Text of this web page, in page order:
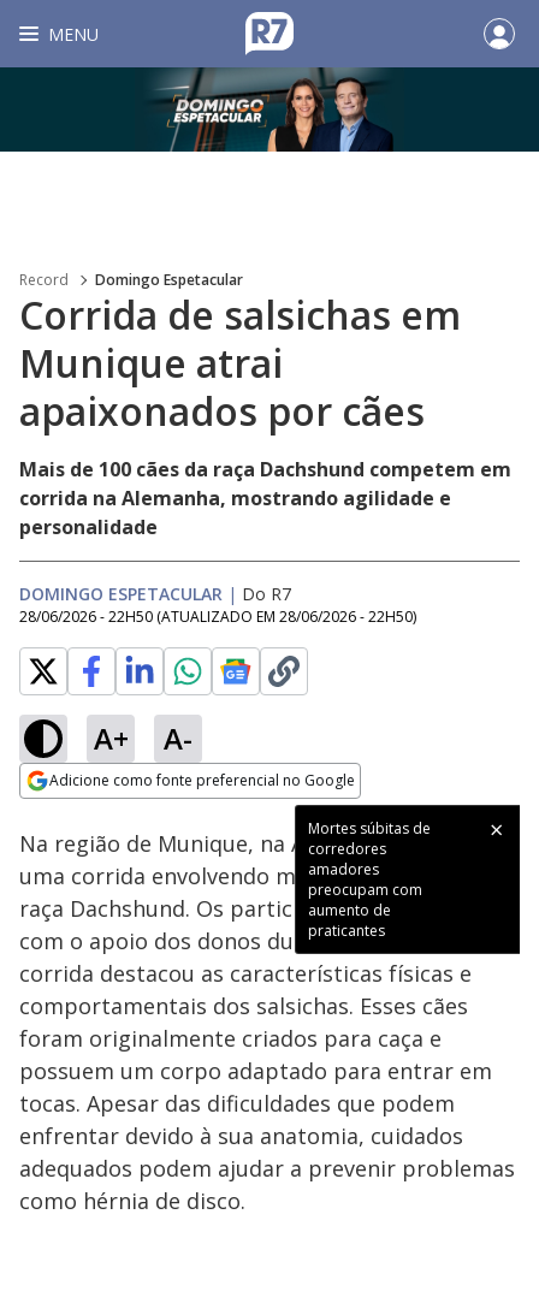
MENU
Record Domingo Espetacular
Corrida de salsichas em
Munique atrai
apaixonados por cães
Mais de 100 cães da raça Dachshund competem em
corrida na Alemanha, mostrando agilidade e
personalidade
DOMINGO ESPETACULAR | Do R7
28/06/2026 - 22H50 (ATUALIZADO EM 28/06/2026 - 22H50)
A+ A-
Adicione como fonte preferencial no Google
Mortes súbitas de
corredores
amadores
preocupam com
aumento de
praticantes
Ativar
Loaded
35.12%
Na região de Munique, na Alemanha, ocorreu
uma corrida envolvendo mais de 100 cães da
raça Dachshund. Os participantes contaram
com o apoio dos donos durante a disputa. A
corrida destacou as características físicas e
comportamentais dos salsichas. Esses cães
foram originalmente criados para caça e
possuem um corpo adaptado para entrar em
tocas. Apesar das dificuldades que podem
enfrentar devido à sua anatomia, cuidados
adequados podem ajudar a prevenir problemas
como hérnia de disco.